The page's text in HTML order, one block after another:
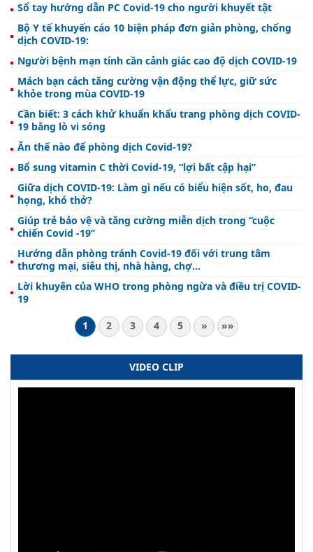
Sổ tay hướng dẫn PC Covid-19 cho người khuyết tật
Bộ Y tế khuyến cáo 10 biện pháp đơn giản phòng, chống
dịch COVID-19:
Người bệnh mạn tính cần cảnh giác cao độ dịch COVID-19
Mách bạn cách tăng cường vận động thể lực, giữ sức
khỏe trong mùa COVID-19
Cần biết: 3 cách khử khuẩn khẩu trang phòng dịch COVID-
19 bằng lò vi sóng
Ăn thế nào để phòng dịch Covid-19?
Bổ sung vitamin C thời Covid-19, “lợi bất cập hại”
Giữa dịch COVID-19: Làm gì nếu có biểu hiện sốt, ho, đau
họng, khó thở?
Giúp trẻ bảo vệ và tăng cường miễn dịch trong “cuộc
chiến Covid -19”
Hướng dẫn phòng tránh Covid-19 đối với trung tâm
thương mại, siêu thị, nhà hàng, chợ...
Lời khuyên của WHO trong phòng ngừa và điều trị COVID-
19
1
2 3 4 5 » »»
VIDEO CLIP